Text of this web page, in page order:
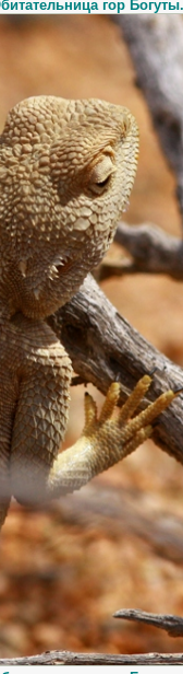
гор Богуты.